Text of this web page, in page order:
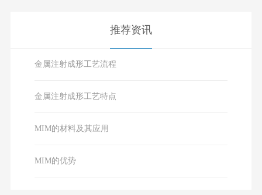
推荐资讯
金属注射成形工艺流程
金属注射成形工艺特点
MIM的材料及其应用
MIM的优势